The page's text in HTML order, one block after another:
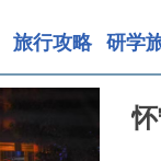
旅行攻略 研学